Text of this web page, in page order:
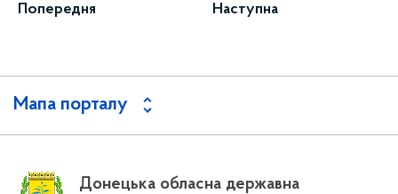
Попередня Наступна
Мапа порталу
Донецька обласна державна